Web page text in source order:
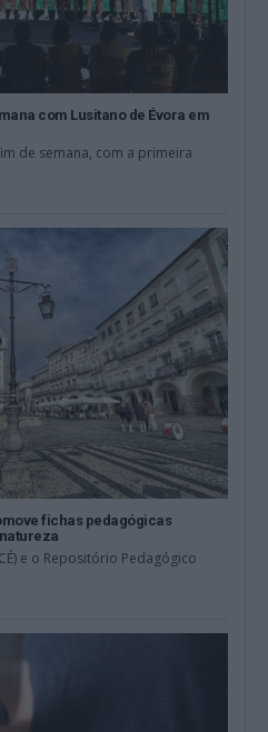
com Lusitano de Évora em
de semana, com a primeira
fichas pedagógicas
e o Repositório Pedagógico